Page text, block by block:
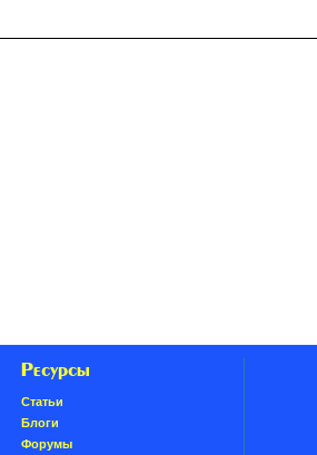
Ресурсы
Статьи
Блоги
Форумы